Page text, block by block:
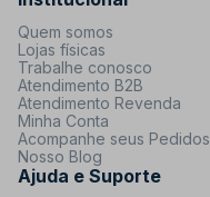
Quem somos
Lojas físicas
Trabalhe conosco
Atendimento B2B
Atendimento Revenda
Minha Conta
Acompanhe seus Pedidos
Nosso Blog
Ajuda e Suporte